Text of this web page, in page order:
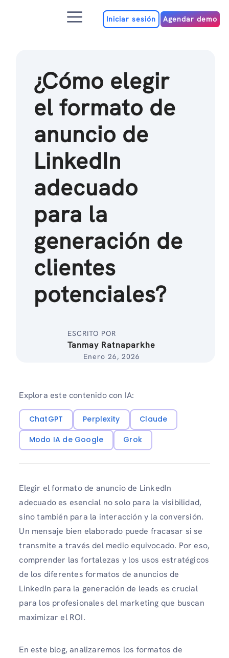
MenúIniciar sesión Agendar demo
¿Cómo elegir
el formato de
anuncio de
LinkedIn
adecuado
para la
generación de
clientes
potenciales?
ESCRITO POR
Tanmay Ratnaparkhe
Enero 26, 2026
Explora este contenido con IA:
ChatGPT Perplexity
Claude
Modo IA de Google
Grok
Elegir el formato de anuncio de LinkedIn
adecuado es esencial no solo para la visibilidad,
sino también para la interacción y la conversión.
Un mensaje bien elaborado puede fracasar si se
transmite a través del medio equivocado. Por eso,
comprender las fortalezas y los usos estratégicos
de los diferentes formatos de anuncios de
LinkedIn para la generación de leads es crucial
para los profesionales del marketing que buscan
maximizar el ROI.
En este blog, analizaremos los formatos de